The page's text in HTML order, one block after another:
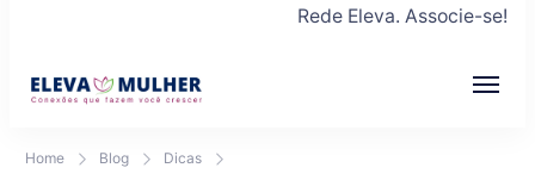
Rede Eleva. Associe-se!
Home Blog
Dicas